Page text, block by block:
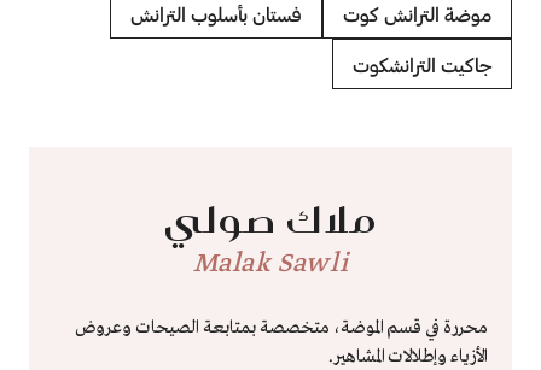
موضة الترانش كوت فستان بأسلوب الترانش
جاكيت الترانشكوت
ملاك صولي
Malak Sawli
محررة في قسم الموضة، متخصصة بمتابعة الصيحات وعروض
الأزياء وإطلالات المشاهير.